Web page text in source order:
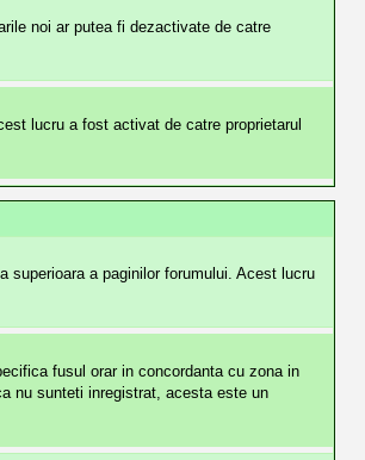
noi ar putea fi dezactivate de catre
lucru a fost activat de catre proprietarul
superioara a paginilor forumului. Acest lucru
fusul orar in concordanta cu zona in
nu sunteti inregistrat, acesta este un